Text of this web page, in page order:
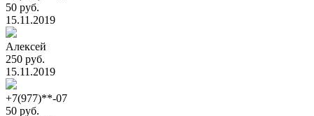
50 руб.
15.11.2019
Алексей
250 руб.
15.11.2019
+7(977)**-07
50 руб.